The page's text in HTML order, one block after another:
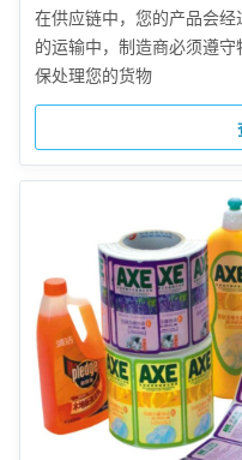
在供应链中，您的产品会
的运输中，制造商必须遵
保处理您的货物